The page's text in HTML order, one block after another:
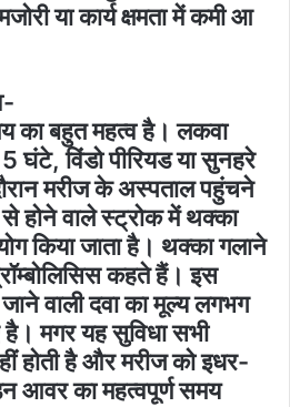
या कार्य क्षमता में कमी आ
का बहुत महत्व है। लकवा
विंडो पीरियड या सुनहरे
मरीज के अस्पताल पहुंचने
वाले स्ट्रोक में थक्का
किया जाता है। थक्का गलाने
कहते हैं। इस
वाली दवा का मूल्य लगभग
मगर यह सुविधा सभी
होती है और मरीज को इधर-
आवर का महत्वपूर्ण समय